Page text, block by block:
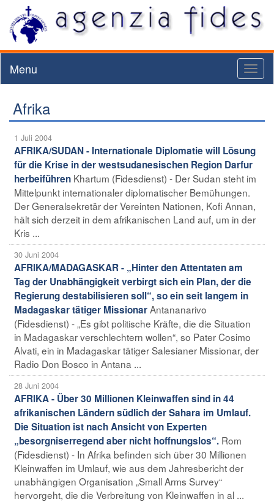
Menu
Afrika
1 Juli 2004
AFRIKA/SUDAN - Internationale Diplomatie will Lösung
für die Krise in der westsudanesischen Region Darfur
herbeiführen Khartum (Fidesdienst) - Der Sudan steht im
Mittelpunkt internationaler diplomatischer Bemühungen.
Der Generalsekretär der Vereinten Nationen, Kofi Annan,
hält sich derzeit in dem afrikanischen Land auf, um in der
Kris ...
30 Juni 2004
AFRIKA/MADAGASKAR - „Hinter den Attentaten am
Tag der Unabhängigkeit verbirgt sich ein Plan, der die
Regierung destabilisieren soll“, so ein seit langem in
Madagaskar tätiger MissionarAntananarivo
(Fidesdienst) - „Es gibt politische Kräfte, die die Situation
in Madagaskar verschlechtern wollen“, so Pater Cosimo
Alvati, ein in Madagaskar tätiger Salesianer Missionar, der
Radio Don Bosco in Antana ...
28 Juni 2004
AFRIKA - Über 30 Millionen Kleinwaffen sind in 44
afrikanischen Ländern südlich der Sahara im Umlauf.
Die Situation ist nach Ansicht von Experten
„besorgniserregend aber nicht hoffnungslos“. Rom
(Fidesdienst) - In Afrika befinden sich über 30 Millionen
Kleinwaffen im Umlauf, wie aus dem Jahresbericht der
unabhängigen Organisation „Small Arms Survey“
hervorgeht, die die Verbreitung von Kleinwaffen in al ...